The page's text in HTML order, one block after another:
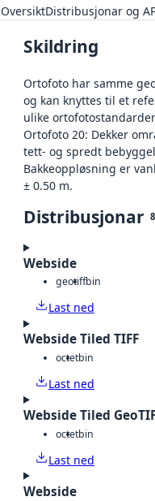
OversiktDistribusjonar og
Skildring
Ortofoto har samme
og kan knyttes til et
ulike
Ortofoto 20: Dekker
tett- og spredt
Bakkeoppløsning er
± 0.50 m.
Distribusjonar 8
Webside
geotiffbin
Last ned
Webside Tiled TIFF
octetbin
Last ned
Webside Tiled
octetbin
Last ned
Webside